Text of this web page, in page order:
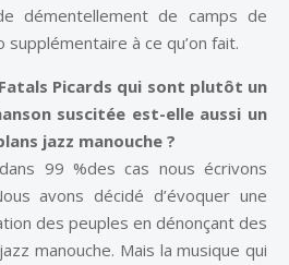
démentellement de camps de
supplémentaire à ce qu’on fait.
Picards qui sont plutôt un
suscitée est-elle aussi un
jazz manouche ?
99 %des cas nous écrivons
avons décidé d’évoquer une
des peuples en dénonçant des
manouche. Mais la musique qui